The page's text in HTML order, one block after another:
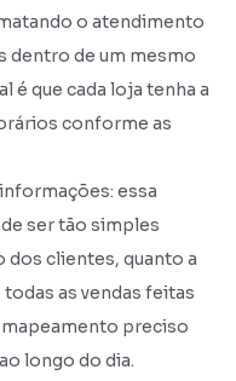
o atendimento
dentro de um mesmo
é que cada loja tenha a
conforme as
essa
ser tão simples
dos clientes, quanto a
as vendas feitas
preciso
longo do dia.